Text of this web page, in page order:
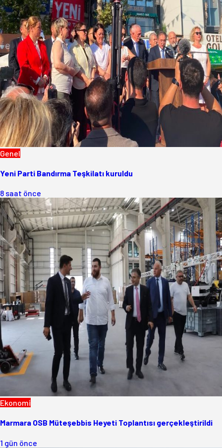
Genel
Yeni Parti Bandırma Teşkilatı kuruldu
8 saat önce
Ekonomi
Marmara OSB Müteşebbis Heyeti Toplantısı gerçekleştirildi
1 gün önce